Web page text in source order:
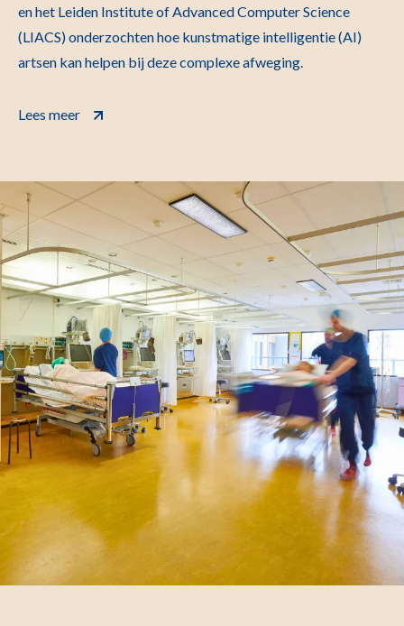
en het Leiden Institute of Advanced Computer Science
(LIACS) onderzochten hoe kunstmatige intelligentie (AI)
artsen kan helpen bij deze complexe afweging.
Lees meer